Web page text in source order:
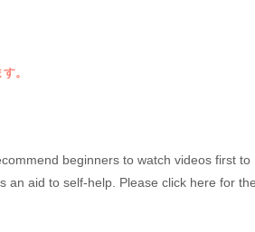
。
beginners to watch videos first to
an aid to self-help. Please click here for the